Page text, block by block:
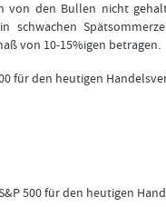
von den Bullen nicht
schwachen
von 10-15%igen betragen.
für den heutigen
500 für den heutigen